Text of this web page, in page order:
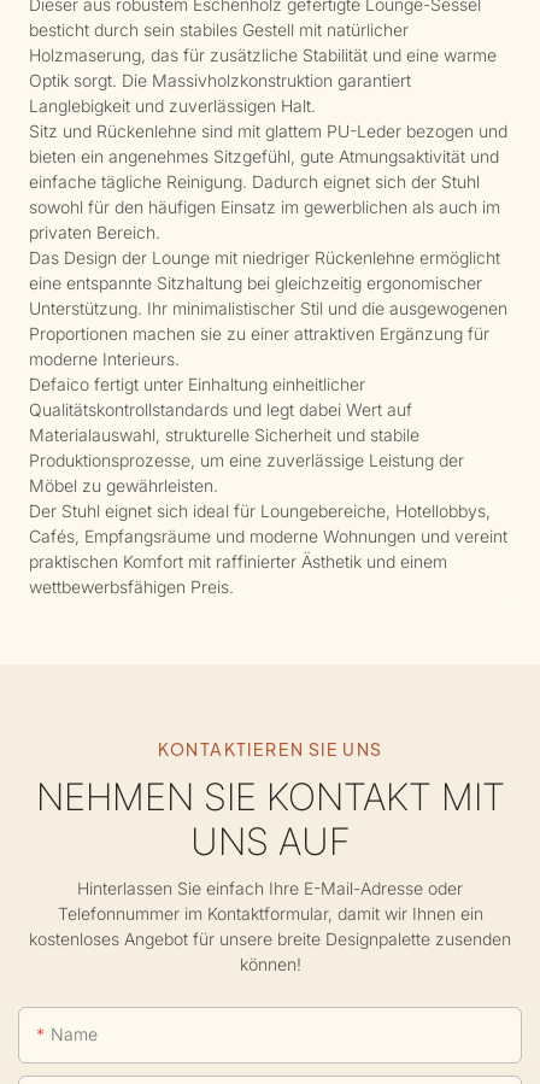
besticht durch sein stabiles Gestell mit natürlicher
Holzmaserung, das für zusätzliche Stabilität und eine warme
Optik sorgt. Die Massivholzkonstruktion garantiert
Langlebigkeit und zuverlässigen Halt.
Sitz und Rückenlehne sind mit glattem PU-Leder bezogen und
bieten ein angenehmes Sitzgefühl, gute Atmungsaktivität und
einfache tägliche Reinigung. Dadurch eignet sich der Stuhl
sowohl für den häufigen Einsatz im gewerblichen als auch im
privaten Bereich.
Das Design der Lounge mit niedriger Rückenlehne ermöglicht
eine entspannte Sitzhaltung bei gleichzeitig ergonomischer
Unterstützung. Ihr minimalistischer Stil und die ausgewogenen
Proportionen machen sie zu einer attraktiven Ergänzung für
moderne Interieurs.
Defaico fertigt unter Einhaltung einheitlicher
Qualitätskontrollstandards und legt dabei Wert auf
Materialauswahl, strukturelle Sicherheit und stabile
Produktionsprozesse, um eine zuverlässige Leistung der
Möbel zu gewährleisten.
Der Stuhl eignet sich ideal für Loungebereiche, Hotellobbys,
Cafés, Empfangsräume und moderne Wohnungen und vereint
praktischen Komfort mit raffinierter Ästhetik und einem
wettbewerbsfähigen Preis.
KONTAKTIEREN SIE UNS
NEHMEN SIE KONTAKT MIT
UNS AUF
Hinterlassen Sie einfach Ihre E-Mail-Adresse oder
Telefonnummer im Kontaktformular, damit wir Ihnen ein
kostenloses Angebot für unsere breite Designpalette zusenden
können!
Name